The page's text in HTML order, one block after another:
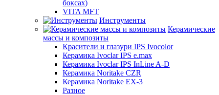
боксах)
VITA MFT
Инструменты
Керамические
массы и композиты
Красители и глазури IPS Ivocolor
Керамика Ivoclar IPS e.max
Керамика Ivoclar IPS InLine A-D
Керамика Noritake CZR
Керамика Noritake EX-3
Разное